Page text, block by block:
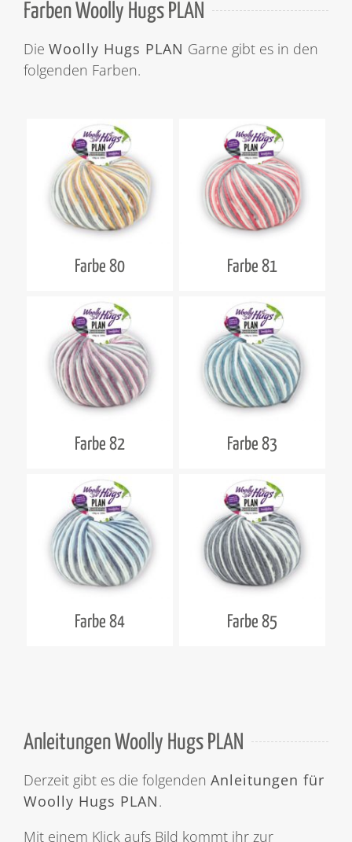
Farben Woolly Hugs PLAN
Die Woolly Hugs PLAN Garne gibt es in den
folgenden Farben.
Farbe 80 Farbe 81
Farbe 82 Farbe 83
Farbe 84 Farbe 85
Anleitungen Woolly Hugs PLAN
Derzeit gibt es die folgenden Anleitungen für
Woolly Hugs PLAN.
Mit einem Klick aufs Bild kommt ihr zur